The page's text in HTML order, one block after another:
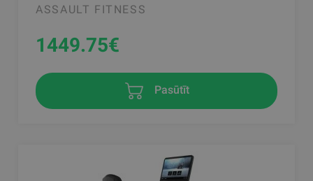
ASSAULT FITNESS
1449.75€
Pasūtīt